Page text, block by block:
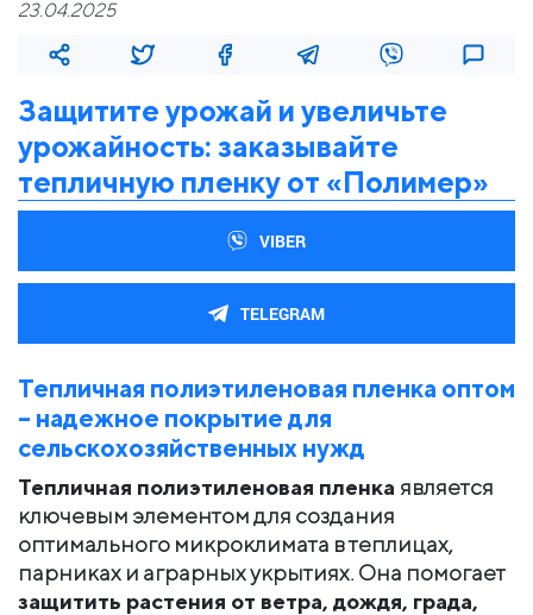
23.04.2025
Защитите урожай и увеличьте
урожайность: заказывайте
тепличную пленку от «Полимер»
VIBER
TELEGRAM
Тепличная полиэтиленовая пленка оптом
– надежное покрытие для
сельскохозяйственных нужд
Тепличная полиэтиленовая пленка является
ключевым элементом для создания
оптимального микроклимата в теплицах,
парниках и аграрных укрытиях. Она помогает
защитить растения от ветра, дождя, града,